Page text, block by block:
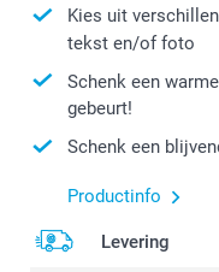
Kies uit
tekst en/of foto
Schenk een
gebeurt!
Schenk een
Productinfo
Levering